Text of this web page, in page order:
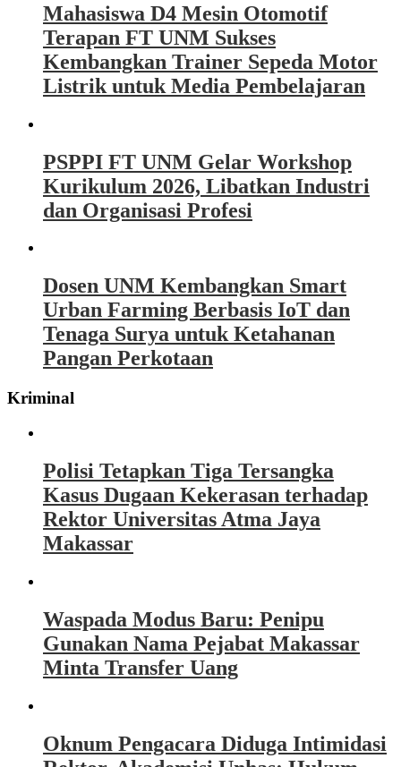
Mahasiswa D4 Mesin Otomotif
Terapan FT UNM Sukses
Kembangkan Trainer Sepeda Motor
Listrik untuk Media Pembelajaran
PSPPI FT UNM Gelar Workshop
Kurikulum 2026, Libatkan Industri
dan Organisasi Profesi
Dosen UNM Kembangkan Smart
Urban Farming Berbasis IoT dan
Tenaga Surya untuk Ketahanan
Pangan Perkotaan
Kriminal
Polisi Tetapkan Tiga Tersangka
Kasus Dugaan Kekerasan terhadap
Rektor Universitas Atma Jaya
Makassar
Waspada Modus Baru: Penipu
Gunakan Nama Pejabat Makassar
Minta Transfer Uang
Oknum Pengacara Diduga Intimidasi